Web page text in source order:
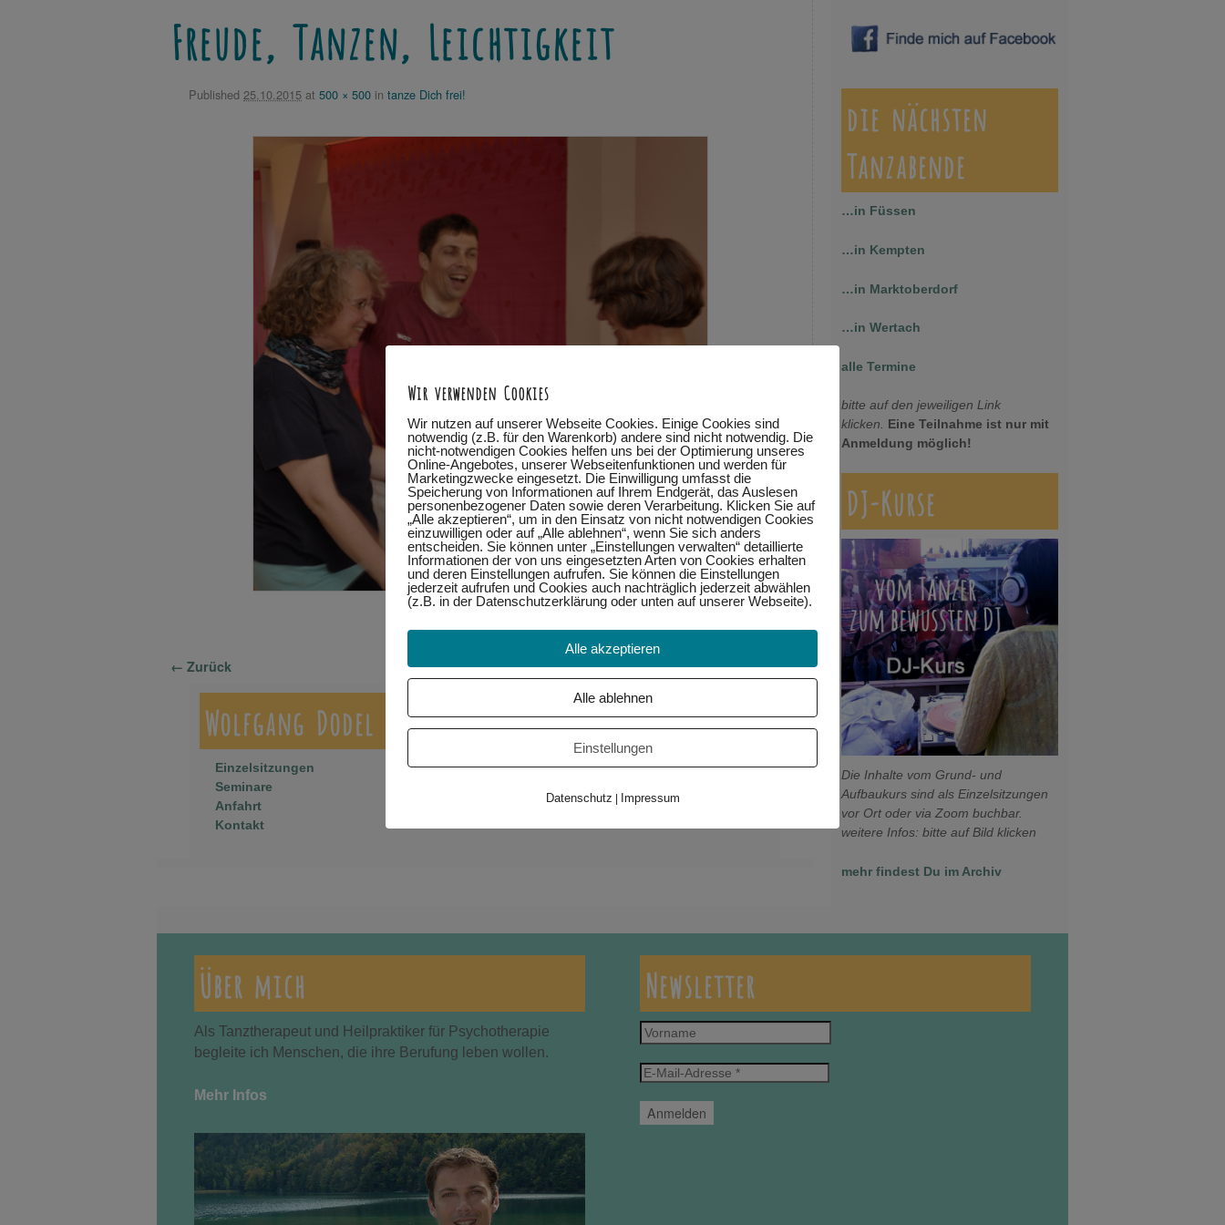
Freude, Tanzen, Leichtigkeit
Published 25.10.2015 at 500 × 500 in tanze Dich frei!
Bilder-Navigation
← Zurück Weiter →
Wolfgang Dodel
Einzelsitzungen
Seminare
Anfahrt
Kontakt
die nächsten
Tanzabende
…in Füssen
…in Kempten
…in Marktoberdorf
…in Wertach
alle Termine
bitte auf den jeweiligen Link
klicken. Eine Teilnahme ist nur mit
Anmeldung möglich!
DJ-Kurse
Die Inhalte vom Grund- und
Aufbaukurs sind als Einzelsitzungen
vor Ort oder via Zoom buchbar.
weitere Infos: bitte auf Bild klicken
mehr findest Du im Archiv
Über mich
Als Tanztherapeut und Heilpraktiker für Psychotherapie
begleite ich Menschen, die ihre Berufung leben wollen.
Mehr Infos
Newsletter
Vorname
E-
Adresse
*
Wir verwenden Cookies
Wir nutzen auf unserer Webseite Cookies. Einige Cookies sind
notwendig (z.B. für den Warenkorb) andere sind nicht notwendig. Die
nicht-notwendigen Cookies helfen uns bei der Optimierung unseres
Online-Angebotes, unserer Webseitenfunktionen und werden für
Marketingzwecke eingesetzt. Die Einwilligung umfasst die
Speicherung von Informationen auf Ihrem Endgerät, das Auslesen
personenbezogener Daten sowie deren Verarbeitung. Klicken Sie auf
„Alle akzeptieren“, um in den Einsatz von nicht notwendigen Cookies
einzuwilligen oder auf „Alle ablehnen“, wenn Sie sich anders
entscheiden. Sie können unter „Einstellungen verwalten“ detaillierte
Informationen der von uns eingesetzten Arten von Cookies erhalten
und deren Einstellungen aufrufen. Sie können die Einstellungen
jederzeit aufrufen und Cookies auch nachträglich jederzeit abwählen
(z.B. in der Datenschutzerklärung oder unten auf unserer Webseite).
Alle akzeptieren
Alle ablehnen
Einstellungen
Datenschutz Impressum